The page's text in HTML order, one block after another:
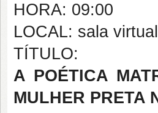
HORA: 09:00
LOCAL: sala virtual
TÍTULO:
A POÉTICA
MULHER PRETA